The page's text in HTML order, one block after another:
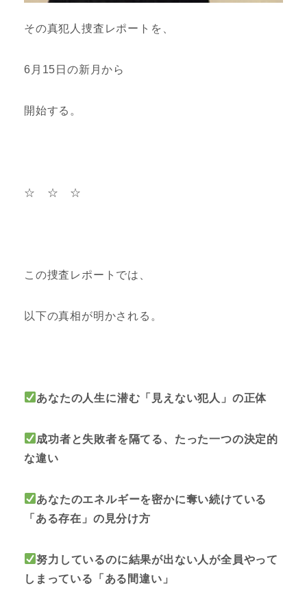
その真犯人捜査レポートを、
6月15日の新月から
開始する。
☆ ☆ ☆
この捜査レポートでは、
以下の真相が明かされる。
あなたの人生に潜む「見えない犯人」の正体
成功者と失敗者を隔てる、たった一つの決定的
な違い
あなたのエネルギーを密かに奪い続けている
「ある存在」の見分け方
努力しているのに結果が出ない人が全員やって
しまっている「ある間違い」